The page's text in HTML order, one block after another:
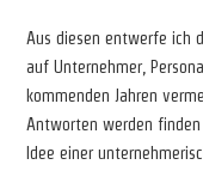
Aus diesen entwerfe ich
auf Unternehmer,
kommenden Jahren
Antworten werden finden
Idee einer